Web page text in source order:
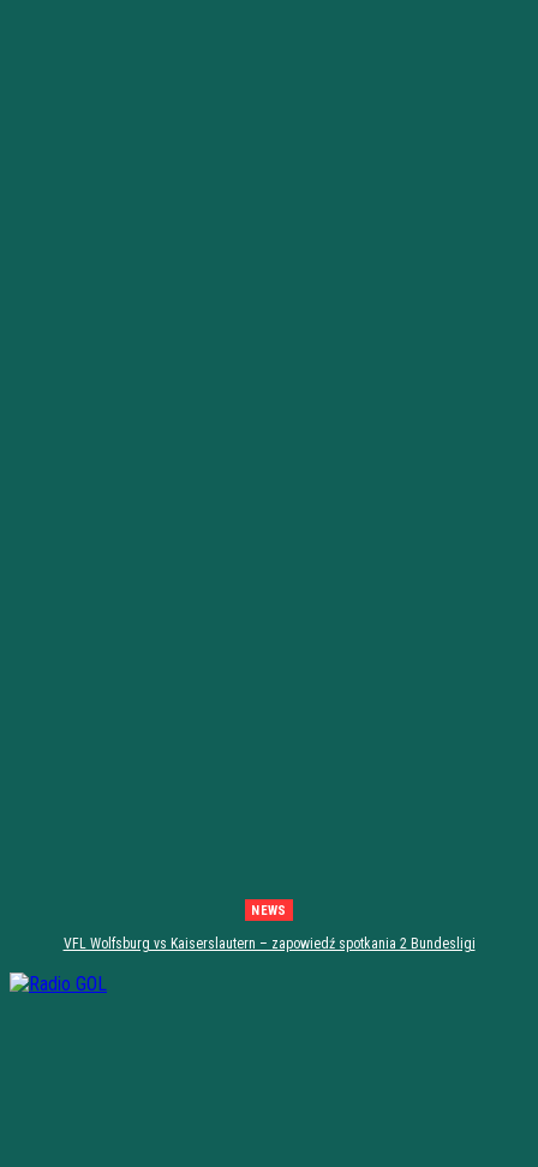
NEWS
VFL Wolfsburg vs Kaiserslautern – zapowiedź spotkania 2 Bundesligi